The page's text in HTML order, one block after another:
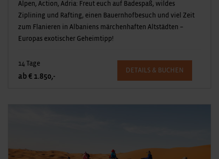
Alpen, Action, Adria: Freut euch auf Badespaß, wildes
Ziplining und Rafting, einen Bauernhofbesuch und viel Zeit
zum Flanieren in Albaniens märchenhaften Altstädten –
Europas exotischer Geheimtipp!
14 Tage
ab € 1.850,-
DETAILS & BUCHEN